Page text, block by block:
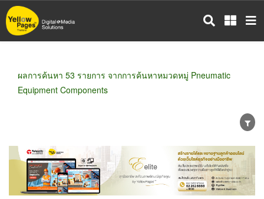
ข้าม
ไป
ผลการค้นหา 53 รายการ จากการค้นหาหมวดหมู่ Pneumatic
Equipment Components
ขายส่ง ขายปลีก ผู้ผลิต
ตัวแทนจัดจำหน่าย
ผู้ส่งออก/นำเข้า
ธุรกิจบริการ